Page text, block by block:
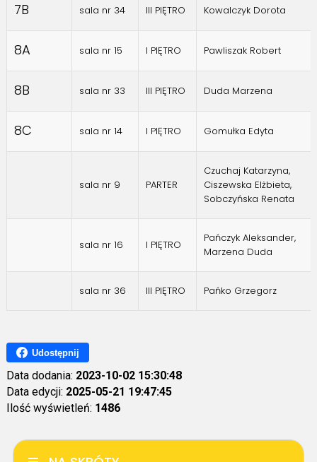
7B sala nr 34 III PIĘTRO Kowalczyk Dorota
8A sala nr 15 I PIĘTRO Pawliszak Robert
8B sala nr 33 III PIĘTRO Duda Marzena
8C sala nr 14 I PIĘTRO Gomułka Edyta
sala nr 9 PARTER
Czuchaj Katarzyna,
Ciszewska Elżbieta,
Sobczyńska Renata
sala nr 16 I PIĘTRO
Pańczyk Aleksander,
Marzena Duda
sala nr 36 III PIĘTRO Pańko Grzegorz
Udostępnij
Data dodania: 2023-10-02 15:30:48
Data edycji: 2025-05-21 19:47:45
Ilość wyświetleń: 1486